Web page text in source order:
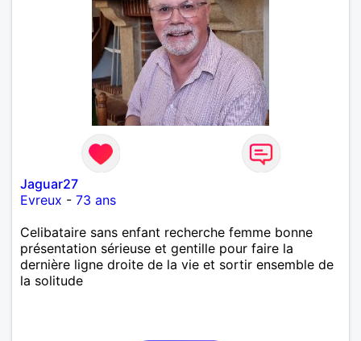
Jaguar27
Evreux - 73 ans
Celibataire sans enfant recherche femme bonne
présentation sérieuse et gentille pour faire la
dernière ligne droite de la vie et sortir ensemble de
la solitude